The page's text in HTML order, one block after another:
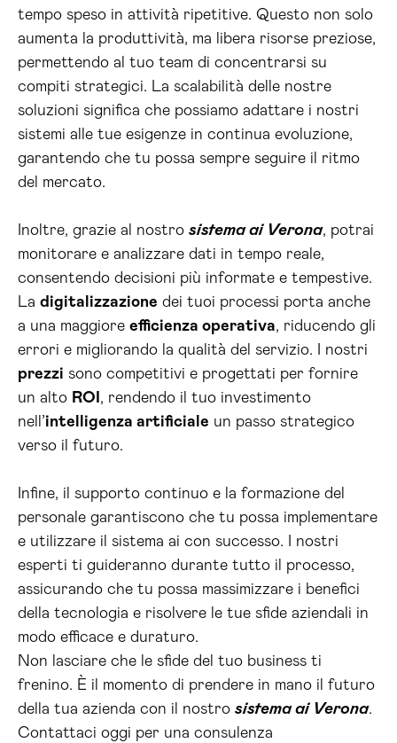
tempo speso in attività ripetitive. Questo non solo
aumenta la produttività, ma libera risorse preziose,
permettendo al tuo team di concentrarsi su
compiti strategici. La scalabilità delle nostre
soluzioni significa che possiamo adattare i nostri
sistemi alle tue esigenze in continua evoluzione,
garantendo che tu possa sempre seguire il ritmo
del mercato.
Inoltre, grazie al nostro sistema ai Verona, potrai
monitorare e analizzare dati in tempo reale,
consentendo decisioni più informate e tempestive.
La digitalizzazione dei tuoi processi porta anche
a una maggiore efficienza operativa, riducendo gli
errori e migliorando la qualità del servizio. I nostri
prezzi sono competitivi e progettati per fornire
un alto ROI , rendendo il tuo investimento
nell’intelligenza artificiale un passo strategico
verso il futuro.
Infine, il supporto continuo e la formazione del
personale garantiscono che tu possa implementare
e utilizzare il sistema ai con successo. I nostri
esperti ti guideranno durante tutto il processo,
assicurando che tu possa massimizzare i benefici
della tecnologia e risolvere le tue sfide aziendali in
modo efficace e duraturo.
Non lasciare che le sfide del tuo business ti
frenino. È il momento di prendere in mano il futuro
della tua azienda con il nostro sistema ai Verona.
Contattaci oggi per una consulenza